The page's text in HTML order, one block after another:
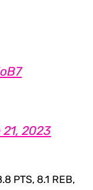
2023
PTS, 8.1 REB,